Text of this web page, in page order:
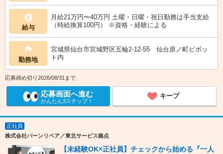
給与
月給21万円〜40万円 土曜・日曜・祝日勤務は手当支給
（時給換算100円） ※資格・経験による
勤務地
宮城県仙台市宮城野区五輪2-12-55 仙台原ノ町ピボッ
ト内
応募締め切り2026/08/31まで
応募画面へ進む
かんたん3ステップ！
キープ
正社員
株式会社バーンリペア／東北サービス拠点
【未経験OK×正社員】チェックから始める『一人